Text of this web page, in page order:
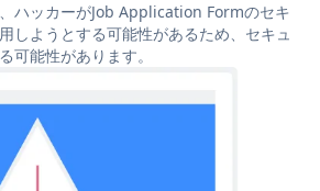
ハッカーがJob Application Formのセキ
しようとする可能性があるため、セキュ
可能性があります。